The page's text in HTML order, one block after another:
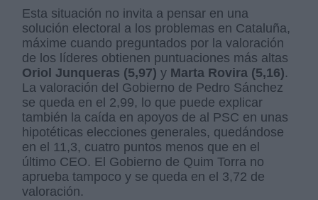
Esta situación no invita a pensar en una
solución electoral a los problemas en Cataluña,
máxime cuando preguntados por la valoración
de los líderes obtienen puntuaciones más altas
Oriol Junqueras (5,97) y Marta Rovira (5,16).
La valoración del Gobierno de Pedro Sánchez
se queda en el 2,99, lo que puede explicar
también la caída en apoyos de al PSC en unas
hipotéticas elecciones generales, quedándose
en el 11,3, cuatro puntos menos que en el
último CEO. El Gobierno de Quim Torra no
aprueba tampoco y se queda en el 3,72 de
valoración.